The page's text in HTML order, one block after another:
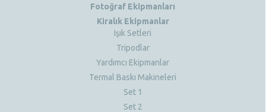
Fotoğraf Ekipmanları
Kiralık Ekipmanlar
Işık Setleri
Tripodlar
Yardımcı Ekipmanlar
Termal Baskı Makineleri
Set 1
Set 2